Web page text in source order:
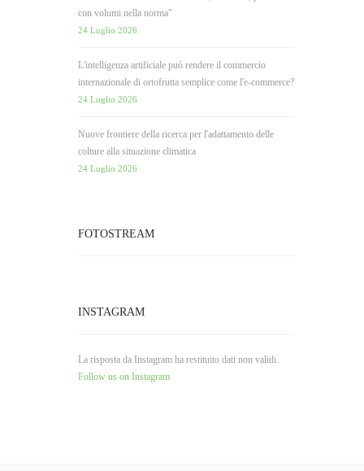
con volumi nella norma"
24 Luglio 2026
L'intelligenza artificiale può rendere il commercio
internazionale di ortofrutta semplice come l'e-commerce?
24 Luglio 2026
Nuove frontiere della ricerca per l'adattamento delle
colture alla situazione climatica
24 Luglio 2026
FOTOSTREAM
INSTAGRAM
La risposta da Instagram ha restituito dati non validi.
Follow us on Instagram